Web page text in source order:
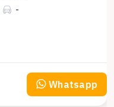
-
Whatsapp